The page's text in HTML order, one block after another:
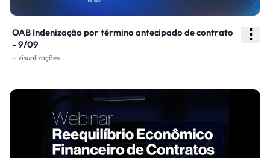
OAB Indenização por término antecipado de contrato
- 9/09
⋮
– visualizações